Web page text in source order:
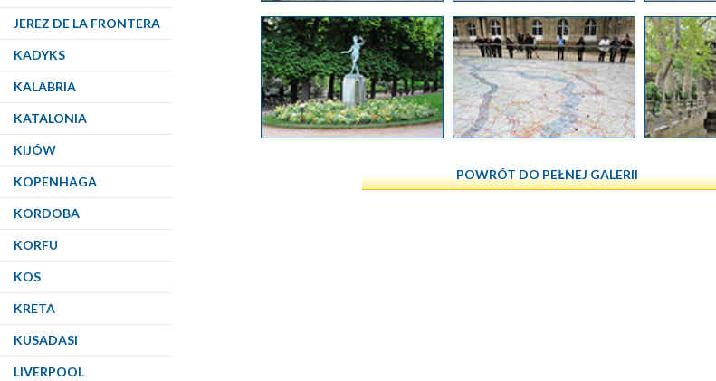
JEREZ DE LA FRONTERA
KADYKS
KALABRIA
KATALONIA
KIJÓW
KOPENHAGA
KORDOBA
KORFU
KOS
KRETA
KUSADASI
LIVERPOOL
POWRÓT DO PEŁNEJ GALERII